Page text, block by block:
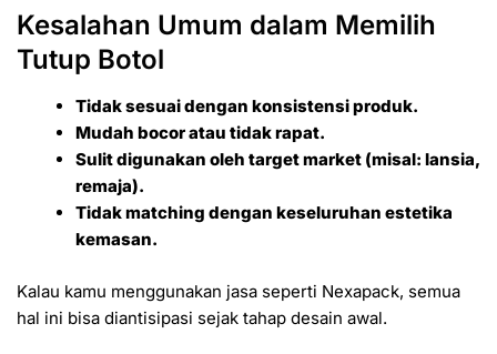
Kesalahan Umum dalam Memilih
Tutup Botol
Tidak sesuai dengan konsistensi produk.
Mudah bocor atau tidak rapat.
Sulit digunakan oleh target market (misal: lansia,
remaja).
Tidak matching dengan keseluruhan estetika
kemasan.
Kalau kamu menggunakan jasa seperti Nexapack, semua
hal ini bisa diantisipasi sejak tahap desain awal.